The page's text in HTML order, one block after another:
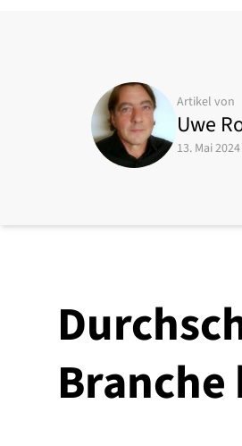
Artikel von
Uwe
13. Mai 2024
Branche